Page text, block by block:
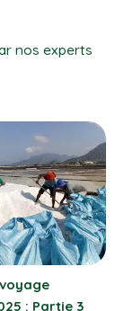
nos experts
voyage
: budget